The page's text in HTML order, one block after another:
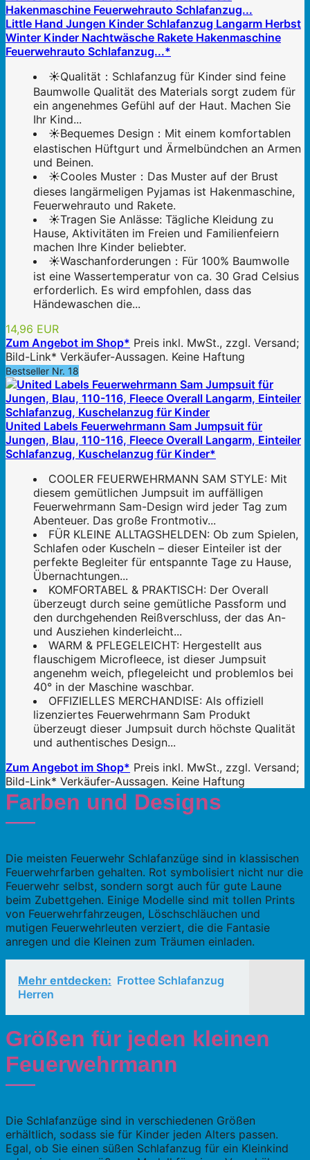
Little Hand Jungen Kinder Schlafanzug Langarm Herbst
Winter Kinder Nachtwäsche Rakete Hakenmaschine
Feuerwehrauto Schlafanzug...*
☀Qualität：Schlafanzug für Kinder sind feine
Baumwolle Qualität des Materials sorgt zudem für
ein angenehmes Gefühl auf der Haut. Machen Sie
Ihr Kind...
☀Bequemes Design：Mit einem komfortablen
elastischen Hüftgurt und Ärmelbündchen an Armen
und Beinen.
☀Cooles Muster：Das Muster auf der Brust
dieses langärmeligen Pyjamas ist Hakenmaschine,
Feuerwehrauto und Rakete.
☀Tragen Sie Anlässe: Tägliche Kleidung zu
Hause, Aktivitäten im Freien und Familienfeiern
machen Ihre Kinder beliebter.
☀Waschanforderungen：Für 100% Baumwolle
ist eine Wassertemperatur von ca. 30 Grad Celsius
erforderlich. Es wird empfohlen, dass das
Händewaschen die...
14,96 EUR
Zum Angebot im Shop* Preis inkl. MwSt., zzgl. Versand;
Bild-Link* Verkäufer-Aussagen. Keine Haftung
Bestseller Nr. 18
United Labels Feuerwehrmann Sam Jumpsuit für
Jungen, Blau, 110-116, Fleece Overall Langarm, Einteiler
Schlafanzug, Kuschelanzug für Kinder*
COOLER FEUERWEHRMANN SAM STYLE: Mit
diesem gemütlichen Jumpsuit im auffälligen
Feuerwehrmann Sam-Design wird jeder Tag zum
Abenteuer. Das große Frontmotiv...
FÜR KLEINE ALLTAGSHELDEN: Ob zum Spielen,
Schlafen oder Kuscheln – dieser Einteiler ist der
perfekte Begleiter für entspannte Tage zu Hause,
Übernachtungen...
KOMFORTABEL & PRAKTISCH: Der Overall
überzeugt durch seine gemütliche Passform und
den durchgehenden Reißverschluss, der das An-
und Ausziehen kinderleicht...
WARM & PFLEGELEICHT: Hergestellt aus
flauschigem Microfleece, ist dieser Jumpsuit
angenehm weich, pflegeleicht und problemlos bei
40° in der Maschine waschbar.
OFFIZIELLES MERCHANDISE: Als offiziell
lizenziertes Feuerwehrmann Sam Produkt
überzeugt dieser Jumpsuit durch höchste Qualität
und authentisches Design...
Zum Angebot im Shop* Preis inkl. MwSt., zzgl. Versand;
Bild-Link* Verkäufer-Aussagen. Keine Haftung
Farben und Designs
Die meisten Feuerwehr Schlafanzüge sind in klassischen
Feuerwehrfarben gehalten. Rot symbolisiert nicht nur die
Feuerwehr selbst, sondern sorgt auch für gute Laune
beim Zubettgehen. Einige Modelle sind mit tollen Prints
von Feuerwehrfahrzeugen, Löschschläuchen und
mutigen Feuerwehrleuten verziert, die die Fantasie
anregen und die Kleinen zum Träumen einladen.
Mehr entdecken: Frottee Schlafanzug
Herren
Größen für jeden kleinen
Feuerwehrmann
Die Schlafanzüge sind in verschiedenen Größen
erhältlich, sodass sie für Kinder jeden Alters passen.
Egal, ob Sie einen süßen Schlafanzug für ein Kleinkind